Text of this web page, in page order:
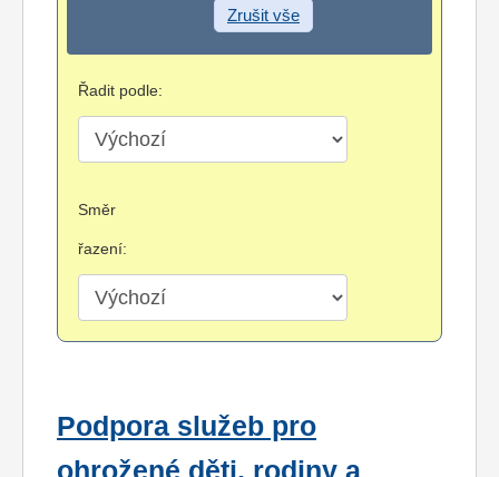
Zrušit vše
Řadit podle:
Směr
řazení:
Podpora služeb pro